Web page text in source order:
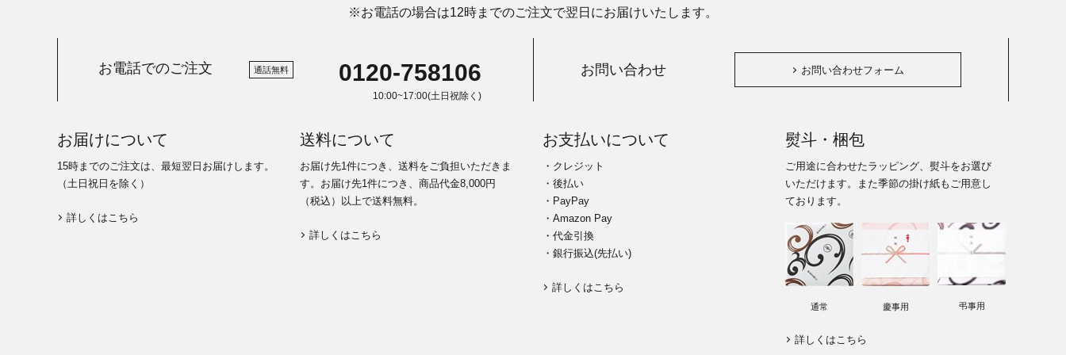
※お電話の場合は12時までのご注文で翌日にお届けいたします。
お電話でのご注文 通話無料 0120-758106
10:00~17:00(土日祝除く)
お問い合わせ お問い合わせフォーム
お届けについて
15時までのご注文は、最短翌日お届けします。
（土日祝日を除く）
詳しくはこちら
送料について
お届け先1件につき、送料をご負担いただきま
す。お届け先1件につき、商品代金8,000円
（税込）以上で送料無料。
詳しくはこちら
お支払いについて
・クレジット
・後払い
・PayPay
・Amazon Pay
・代金引換
・銀行振込(先払い)
詳しくはこちら
熨斗・梱包
ご用途に合わせたラッピング、熨斗をお選び
いただけます。また季節の掛け紙もご用意し
ております。
通常 慶事用 弔事用
詳しくはこちら